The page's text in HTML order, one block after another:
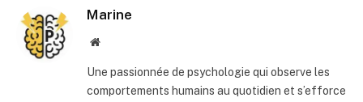
Marine
Site
Une passionnée de psychologie qui observe les
comportements humains au quotidien et s’efforce